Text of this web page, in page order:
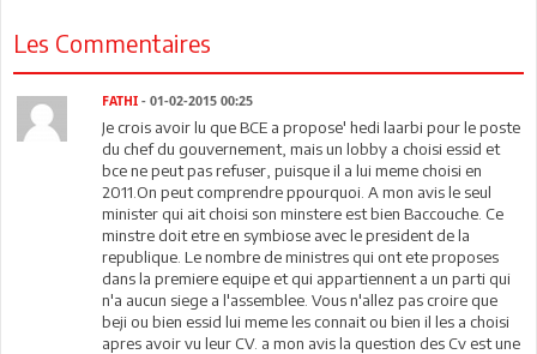
Les Commentaires
FATHI - 01-02-2015 00:25
Je crois avoir lu que BCE a propose' hedi laarbi pour le poste
du chef du gouvernement, mais un lobby a choisi essid et
bce ne peut pas refuser, puisque il a lui meme choisi en
2011.On peut comprendre ppourquoi. A mon avis le seul
minister qui ait choisi son minstere est bien Baccouche. Ce
minstre doit etre en symbiose avec le president de la
republique. Le nombre de ministres qui ont ete proposes
dans la premiere equipe et qui appartiennent a un parti qui
n'a aucun siege a l'assemblee. Vous n'allez pas croire que
beji ou bien essid lui meme les connait ou bien il les a choisi
apres avoir vu leur CV. a mon avis la question des Cv est une